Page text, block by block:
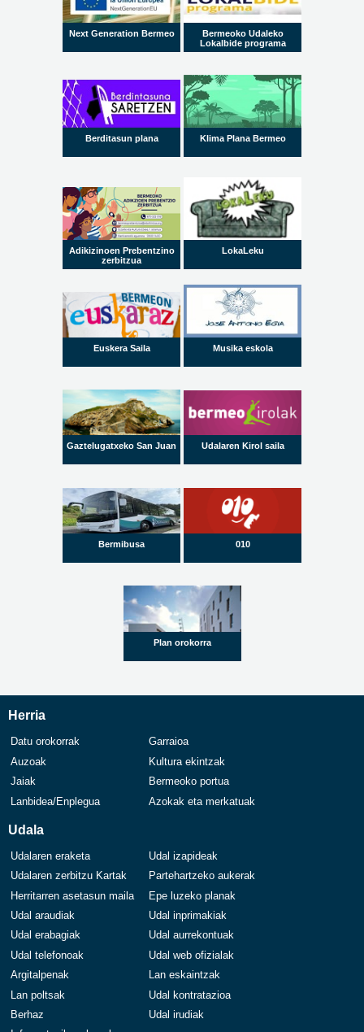
Next Generation Bermeo
Bermeoko Udaleko
Lokalbide programa
Berditasun plana Klima Plana Bermeo
Adikizinoen Prebentzino
zerbitzua
LokaLeku
Euskera Saila Musika eskola
Gaztelugatxeko San Juan Udalaren Kirol saila
Bermibusa 010
Plan orokorra
Herria
Datu orokorrak
Garraioa
Auzoak
Kultura ekintzak
Jaiak
Bermeoko portua
Lanbidea/Enplegua
Azokak eta merkatuak
Udala
Udalaren eraketa
Udal izapideak
Udalaren zerbitzu Kartak
Partehartzeko aukerak
Herritarren asetasun maila
Epe luzeko planak
Udal araudiak
Udal inprimakiak
Udal erabagiak
Udal aurrekontuak
Udal telefonoak
Udal web ofizialak
Argitalpenak
Lan eskaintzak
Lan poltsak
Udal kontratazioa
Berhaz
Udal irudiak